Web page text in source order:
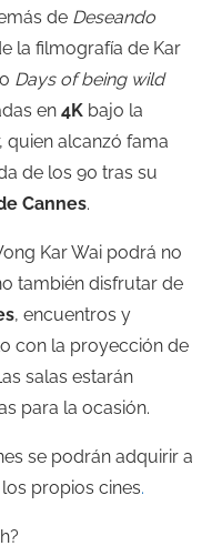
de Deseando
la filmografía de Kar
Days of being wild
en 4K bajo la
quien alcanzó fama
de los 90 tras su
Cannes.
Kar Wai podrá no
también disfrutar de
, encuentros y
con la proyección de
salas estarán
para la ocasión.
se podrán adquirir a
propios cines.